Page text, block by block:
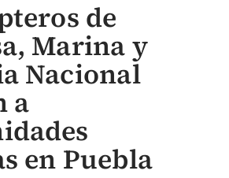
de
Marina y
Nacional
a
en Puebla